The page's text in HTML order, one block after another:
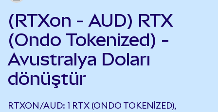
(RTXon - AUD) RTX
(Ondo Tokenized) -
Avustralya Doları
dönüştür
RTXON/AUD: 1 RTX (ONDO TOKENIZED),